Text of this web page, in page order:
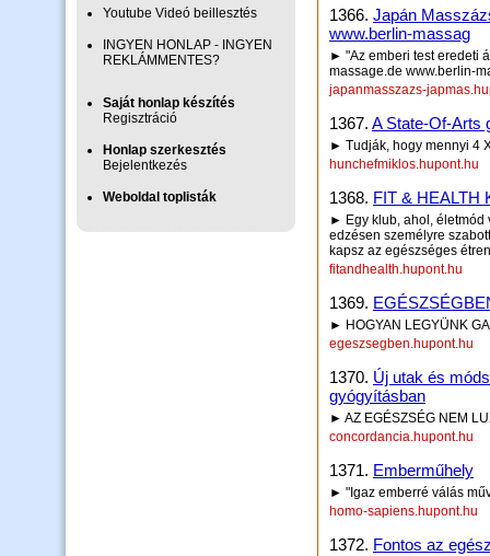
Youtube Videó beillesztés
INGYEN HONLAP - INGYEN
REKLÁMMENTES?
Saját honlap készítés
Regisztráció
Honlap szerkesztés
Bejelentkezés
Weboldal toplisták
1366. Japán
www.berlin-massag
► "Az emberi test eredeti
massage.de www.berlin-
japanmasszazs-
1367. A State-Of-Arts
► Tudják, hogy mennyi 4
hunchefmiklos.hupont.hu
1368. FIT & HEALTH
► Egy klub, ahol, életmód
edzésen személyre
kapsz az egészséges
fitandhealth.hupont.hu
1369.
► HOGYAN LEGYÜNK
egeszsegben.hupont.hu
1370. Új utak és
gyógyításban
► AZ EGÉSZSÉG NEM
concordancia.hupont.hu
1371. Emberműhely
► "Igaz emberré válás
homo-sapiens.hupont.hu
1372. Fontos az